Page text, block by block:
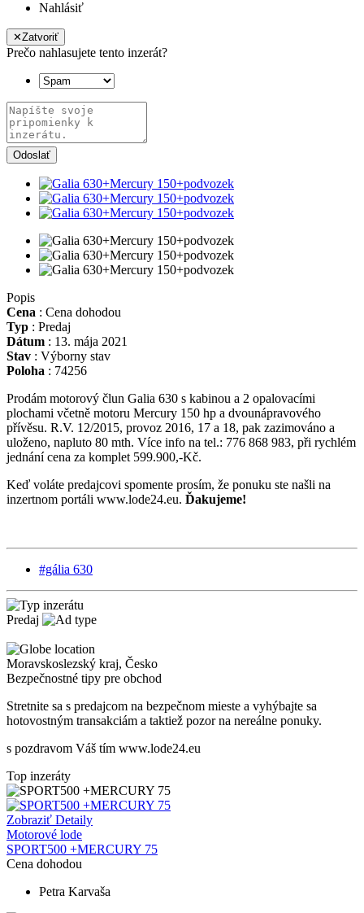
Nahlásiť
✕Zatvoriť
Prečo nahlasujete tento inzerát?
Odoslať
Popis
Cena : Cena dohodou
Typ : Predaj
Dátum : 13. mája 2021
Stav : Výborny stav
Poloha : 74256
Prodám motorový člun Galia 630 s kabinou a 2 opalovacími
plochami včetně motoru Mercury 150 hp a dvounápravového
přívěsu. R.V. 12/2015, provoz 2016, 17 a 18, pak zazimováno a
uloženo, napluto 80 mth. Více info na tel.: 776 868 983, při rychlém
jednání cena za komplet 599.900,-Kč.
Keď voláte predajcovi spomente prosím, že ponuku ste našli na
inzertnom portáli www.lode24.eu. Ďakujeme!
#gália 630
Predaj
Moravskoslezský kraj, Česko
Bezpečnostné tipy pre obchod
Stretnite sa s predajcom na bezpečnom mieste a vyhýbajte sa
hotovostným transakciám a taktiež pozor na nereálne ponuky.
s pozdravom Váš tím www.lode24.eu
Top inzeráty
Zobraziť Detaily
Motorové lode
SPORT500 +MERCURY 75
Cena dohodou
Petra Karvaša